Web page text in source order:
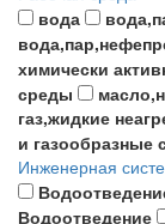
вода
химически
среды
газ,жидкие
и газообразные
Инженерная
Водоотведение